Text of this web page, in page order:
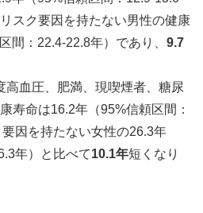
スク要因を持たない男性の健康
間：22.4-22.8年）であり、 9.7
高血圧、肥満、現喫煙者、糖尿
寿命は16.2年（95%信頼区間：
因を持たない女性の26.3年
年）と比べて10.1年短くなり